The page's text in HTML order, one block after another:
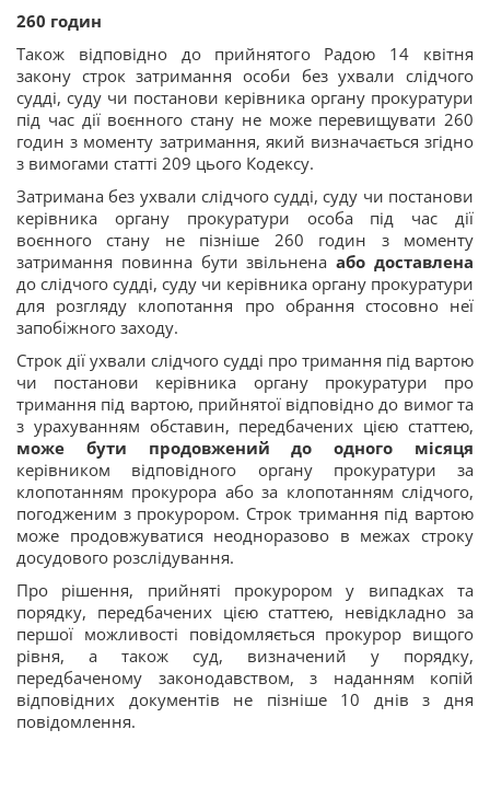
260 годин
Також відповідно до прийнятого Радою 14 квітня
закону строк затримання особи без ухвали слідчого
судді, суду чи постанови керівника органу прокуратури
під час дії воєнного стану не може перевищувати 260
годин з моменту затримання, який визначається згідно
з вимогами статті 209 цього Кодексу.
Затримана без ухвали слідчого судді, суду чи постанови
керівника органу прокуратури особа під час дії
воєнного стану не пізніше 260 годин з моменту
затримання повинна бути звільненаабо доставлена
до слідчого судді, суду чи керівника органу прокуратури
для розгляду клопотання про обрання стосовно неї
запобіжного заходу.
Строк дії ухвали слідчого судді про тримання під вартою
чи постанови керівника органу прокуратури про
тримання під вартою, прийнятої відповідно до вимог та
з урахуванням обставин, передбачених цією статтею,
може бути продовжений до одного місяця
керівником відповідного органу прокуратури за
клопотанням прокурора або за клопотанням слідчого,
погодженим з прокурором. Строк тримання під вартою
може продовжуватися неодноразово в межах строку
досудового розслідування.
Про рішення, прийняті прокурором у випадках та
порядку, передбачених цією статтею, невідкладно за
першої можливості повідомляється прокурор вищого
рівня, а також суд, визначений у порядку,
передбаченому законодавством, з наданням копій
відповідних документів не пізніше 10 днів з дня
повідомлення.